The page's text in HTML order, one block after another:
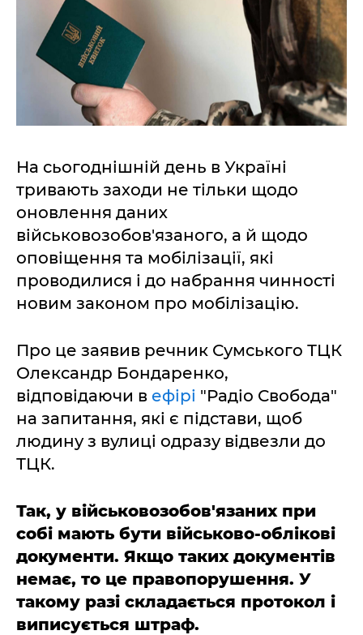
На сьогоднішній день в Україні
тривають заходи не тільки щодо
оновлення даних
військовозобов'язаного, а й щодо
оповіщення та мобілізації, які
проводилися і до набрання чинності
новим законом про мобілізацію.
Про це заявив речник Сумського ТЦК
Олександр Бондаренко,
відповідаючи в ефірі "Радіо Свобода"
на запитання, які є підстави, щоб
людину з вулиці одразу відвезли до
ТЦК.
Так, у військовозобов'язаних при
собі мають бути військово-облікові
документи. Якщо таких документів
немає, то це правопорушення. У
такому разі складається протокол і
виписується штраф.